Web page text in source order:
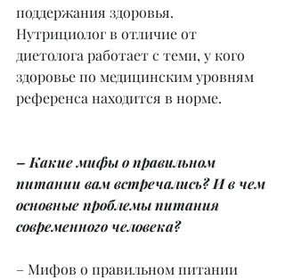
поддержания здоровья.
Нутрициолог в отличие от
диетолога работает с теми, у кого
здоровье по медицинским уровням
референса находится в норме.
– Какие мифы о правильном
питании вам встречались? И в чем
основные проблемы питания
современного человека?
– Мифов о правильном питании